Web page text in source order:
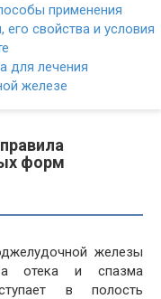
применения
свойства и условия
для лечения
железе
форм
железы
за отека и спазма
в полость